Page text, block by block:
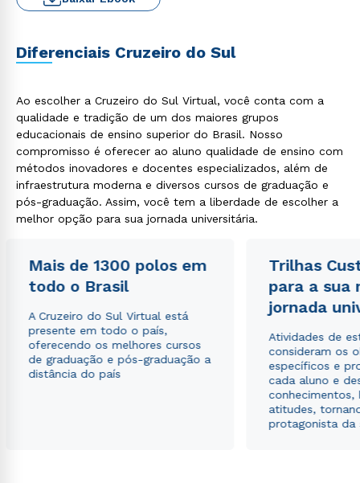
Diferenciais Cruzeiro do Sul
Ao escolher a Cruzeiro do Sul Virtual, você conta com a
qualidade e tradição de um dos maiores grupos
educacionais de ensino superior do Brasil. Nosso
compromisso é oferecer ao aluno qualidade de ensino com
métodos inovadores e docentes especializados, além de
infraestrutura moderna e diversos cursos de graduação e
pós-graduação. Assim, você tem a liberdade de escolher a
melhor opção para sua jornada universitária.
Mais de 1300 polos em
todo o Brasil
A Cruzeiro do Sul Virtual está
presente em todo o país,
oferecendo os melhores cursos
de graduação e pós-graduação a
distância do país
Trilhas
para a sua
jornada
Atividades de
consideram os
específicos e
cada aluno e
conhecimentos,
atitudes,
protagonista da